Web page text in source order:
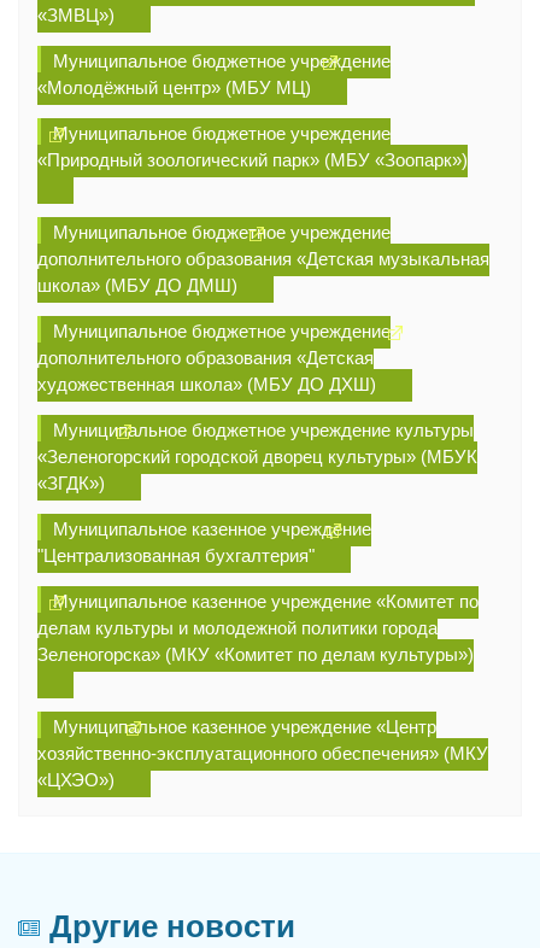
«ЗМВЦ»)
Муниципальное бюджетное учреждение
«Молодёжный центр» (МБУ МЦ)
Муниципальное бюджетное учреждение
«Природный зоологический парк» (МБУ «Зоопарк»)
Муниципальное бюджетное учреждение
дополнительного образования «Детская музыкальная
школа» (МБУ ДО ДМШ)
Муниципальное бюджетное учреждение
дополнительного образования «Детская
художественная школа» (МБУ ДО ДХШ)
Муниципальное бюджетное учреждение культуры
«Зеленогорский городской дворец культуры» (МБУК
«ЗГДК»)
Муниципальное казенное учреждение
"Централизованная бухгалтерия"
Муниципальное казенное учреждение «Комитет по
делам культуры и молодежной политики города
Зеленогорска» (МКУ «Комитет по делам культуры»)
Муниципальное казенное учреждение «Центр
хозяйственно-эксплуатационного обеспечения» (МКУ
«ЦХЭО»)
Другие новости